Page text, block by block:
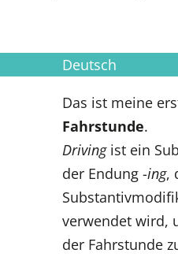
Deutsch
Das ist meine
Fahrstunde.
Drivingist ein
der Endung -ing,
verwendet wird,
der Fahrstunde